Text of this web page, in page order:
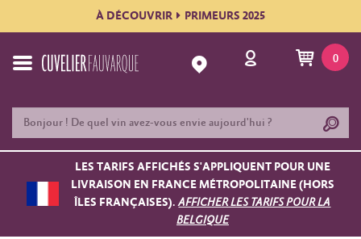
À DÉCOUVRIR PRIMEURS 2025
0
LES TARIFS AFFICHÉS S'APPLIQUENT POUR UNE
LIVRAISON EN FRANCE MÉTROPOLITAINE (HORS
ÎLES FRANÇAISES).AFFICHER LES TARIFS POUR LA
BELGIQUE